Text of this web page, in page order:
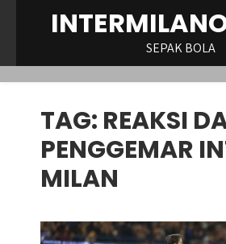
SEPAK BOLA
TAG: REAKSI
PENGGEMAR
MILAN